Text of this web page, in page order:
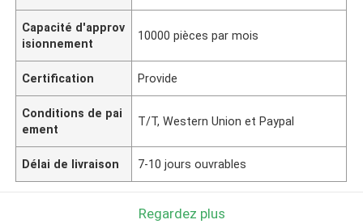
Capacité d'approv
isionnement
10000 pièces par mois
Certification Provide
Conditions de pai
ement
T/T, Western Union et Paypal
Délai de livraison 7-10 jours ouvrables
Regardez plus